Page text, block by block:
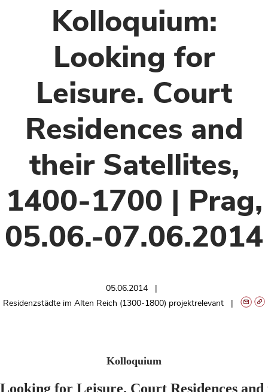
Kolloquium:
Looking for
Leisure. Court
Residences and
their Satellites,
1400-1700 | Prag,
05.06.-07.06.2014
05.06.2014
Residenzstädte im Alten Reich (1300-1800) projektrelevant
Kolloquium
Looking for Leisure. Court Residences